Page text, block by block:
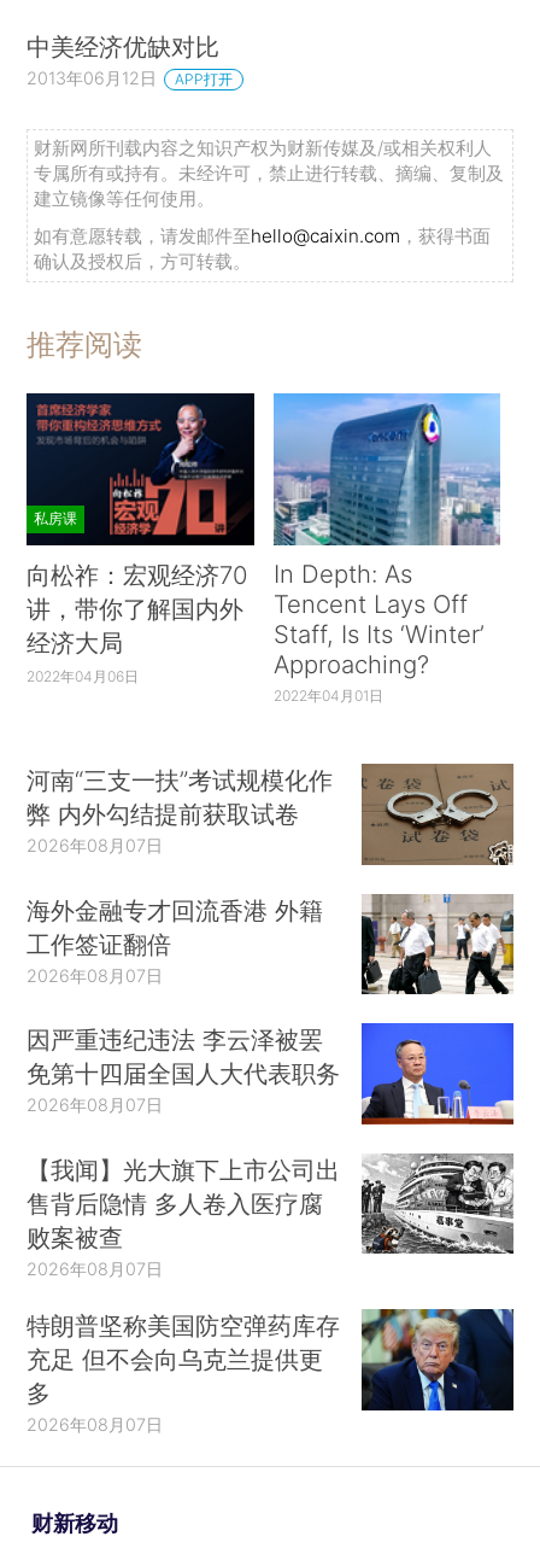
中美经济优缺对比
2013年06月12日 APP打开
财新网所刊载内容之知识产权为财新传媒及/或相关权利人
专属所有或持有。未经许可，禁止进行转载、摘编、复制及
建立镜像等任何使用。
如有意愿转载，请发邮件至hello@caixin.com ，获得书面
确认及授权后，方可转载。
推荐阅读
私房课
向松祚：宏观经济70
讲，带你了解国内外
经济大局
2022年04月06日
In Depth: As
Tencent Lays Off
Staff, Is Its ‘Winter’
Approaching?
2022年04月01日
河南“三支一扶”考试规模化作
弊 内外勾结提前获取试卷
2026年08月07日
海外金融专才回流香港 外籍
工作签证翻倍
2026年08月07日
因严重违纪违法 李云泽被罢
免第十四届全国人大代表职务
2026年08月07日
【我闻】光大旗下上市公司出
售背后隐情 多人卷入医疗腐
败案被查
2026年08月07日
特朗普坚称美国防空弹药库存
充足 但不会向乌克兰提供更
多
2026年08月07日
财新移动